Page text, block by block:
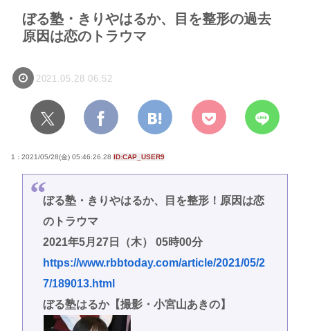
ぼる塾・きりやはるか、目を整形の過去
原因は恋のトラウマ
2021.05.28 06:52
1 : 2021/05/28(金) 05:46:26.28 ID:CAP_USER9
ぼる塾・きりやはるか、目を整形！原因は恋
のトラウマ
2021年5月27日（木） 05時00分
https://www.rbbtoday.com/article/2021/05/2
7/189013.html
ぼる塾はるか【撮影・小宮山あきの】